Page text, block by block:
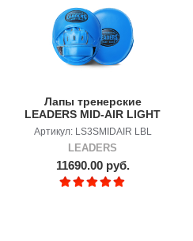
Лапы тренерские
LEADERS MID-AIR LIGHT
BLUE
Артикул: LS3SMIDAIR LBL
LEADERS
11690.00 руб.